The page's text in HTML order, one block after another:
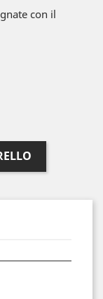
con il